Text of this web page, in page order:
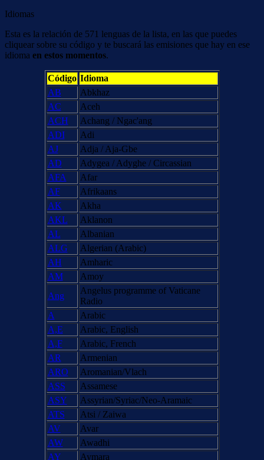
Idiomas
Esta es la relación de 571 lenguas de la lista, en las que puedes
cliquear sobre su código y te buscará las emisiones que hay en ese
idioma en estos momentos.
Código Idioma
AB
Abkhaz
AC
Aceh
ACH
Achang / Ngac'ang
ADI
Adi
AJ
Adja / Aja-Gbe
AD
Adygea / Adyghe / Circassian
AFA
Afar
AF
Afrikaans
AK
Akha
AKL
Aklanon
AL
Albanian
ALG
Algerian (Arabic)
AH
Amharic
AM
Amoy
Ang
Angelus programme of Vaticane
Radio
A
Arabic
A,E
Arabic, English
A,F
Arabic, French
AR
Armenian
ARO
Aromanian/Vlach
ASS
Assamese
ASY
Assyrian/Syriac/Neo-Aramaic
ATS
Atsi / Zaiwa
AV
Avar
AW
Awadhi
AY
Aymara